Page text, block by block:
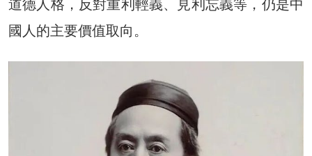
道德人格，反對重利輕義、見利忘義等，仍是中
國人的主要價值取向。